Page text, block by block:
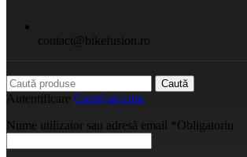
contact@bikefusion.ro
Caută
Autentificare Creați un cont
Nume utilizator sau adresă email *Obligatoriu